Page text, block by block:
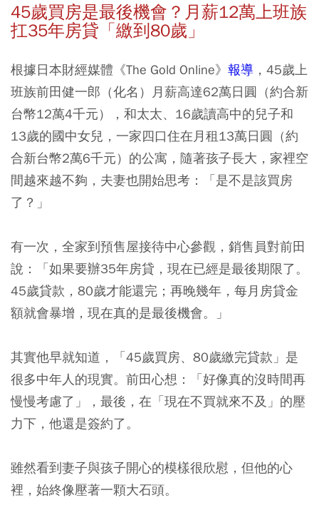
45歲買房是最後機會？月薪12萬上班族
扛35年房貸「繳到80歲」
根據日本財經媒體《The Gold Online》 報導 ，45歲上
班族前田健一郎（化名）月薪高達62萬日圓（約合新
台幣12萬4千元），和太太、16歲讀高中的兒子和
13歲的國中女兒，一家四口住在月租13萬日圓（約
合新台幣2萬6千元）的公寓，隨著孩子長大，家裡空
間越來越不夠，夫妻也開始思考：「是不是該買房
了？」
有一次，全家到預售屋接待中心參觀，銷售員對前田
說：「如果要辦35年房貸，現在已經是最後期限了。
45歲貸款，80歲才能還完；再晚幾年，每月房貸金
額就會暴增，現在真的是最後機會。」
其實他早就知道，「45歲買房、80歲繳完貸款」是
很多中年人的現實。前田心想：「好像真的沒時間再
慢慢考慮了」，最後，在「現在不買就來不及」的壓
力下，他還是簽約了。
雖然看到妻子與孩子開心的模樣很欣慰，但他的心
裡，始終像壓著一顆大石頭。